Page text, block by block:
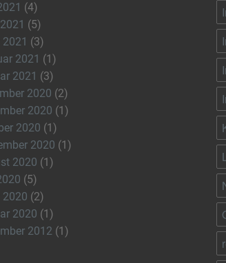
(4)
(5)
(3)
2021 (1)
2021 (3)
2020 (2)
2020 (1)
2020 (1)
2020 (1)
2020 (1)
(5)
2020 (2)
2020 (1)
2012 (1)